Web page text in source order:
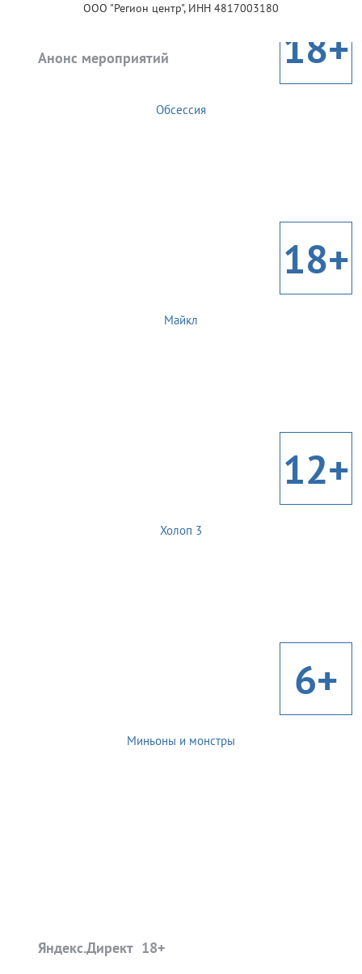
ООО "Регион центр", ИНН 4817003180
Анонс мероприятий 18+
Обсессия
18+
Майкл
12+
Холоп 3
6+
Миньоны и монстры
Яндекс.Директ